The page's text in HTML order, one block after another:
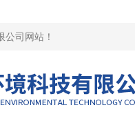
公司网站 ！